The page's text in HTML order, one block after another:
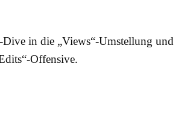
Dive in die „Views“-Umstellung und
Offensive.